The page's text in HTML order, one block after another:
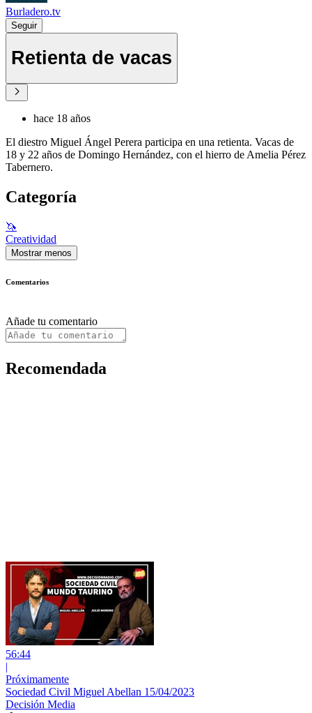
Burladero.tv
Seguir
Retienta de vacas
hace 18 años
El diestro Miguel Ángel Perera participa en una retienta. Vacas de
18 y 22 años de Domingo Hernández, con el hierro de Amelia Pérez
Tabernero.
Categoría
🦄
Creatividad
Mostrar menos
Comentarios
Añade tu comentario
Recomendada
56:44
|
Próximamente
Sociedad Civil Miguel Abellan 15/04/2023
Decisión Media